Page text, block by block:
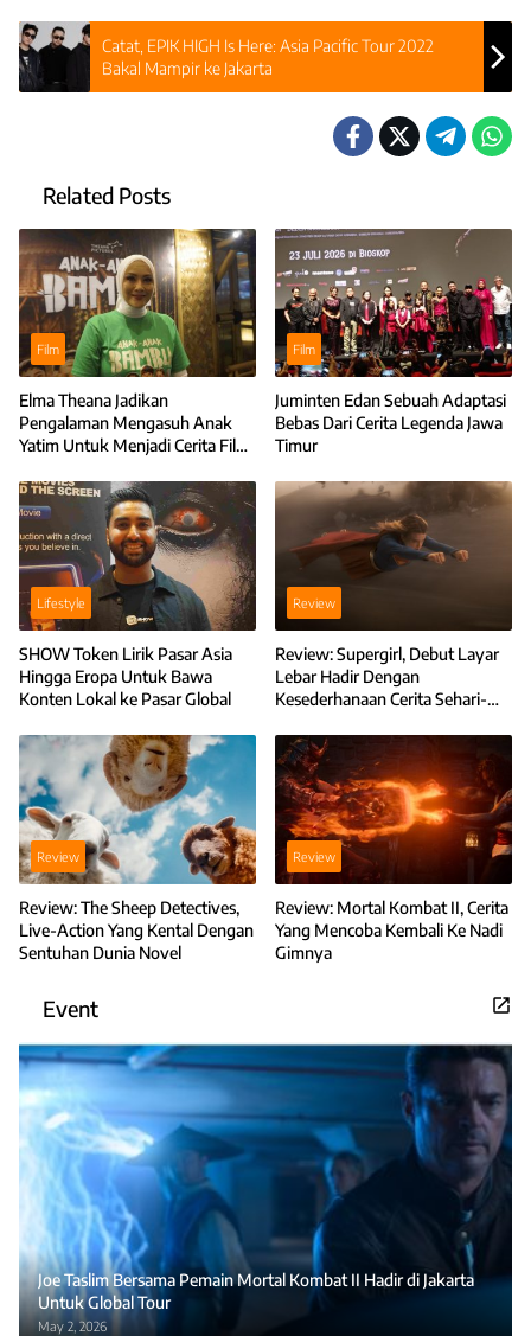
Catat, EPIK HIGH Is Here: Asia Pacific Tour 2022
Bakal Mampir ke Jakarta
Related Posts
Film
Elma Theana Jadikan
Pengalaman Mengasuh Anak
Yatim Untuk Menjadi Cerita Film
Film
Juminten Edan Sebuah Adaptasi
Bebas Dari Cerita Legenda Jawa
Timur
Lifestyle
SHOW Token Lirik Pasar Asia
Hingga Eropa Untuk Bawa
Konten Lokal ke Pasar Global
Review
Review: Supergirl, Debut Layar
Lebar Hadir Dengan
Kesederhanaan Cerita Sehari-
Review
Review: The Sheep Detectives,
Live-Action Yang Kental Dengan
Sentuhan Dunia Novel
Review
Review: Mortal Kombat II, Cerita
Yang Mencoba Kembali Ke Nadi
Gimnya
Event
Joe Taslim Bersama Pemain Mortal Kombat II Hadir di Jakarta
Untuk Global Tour
May 2, 2026